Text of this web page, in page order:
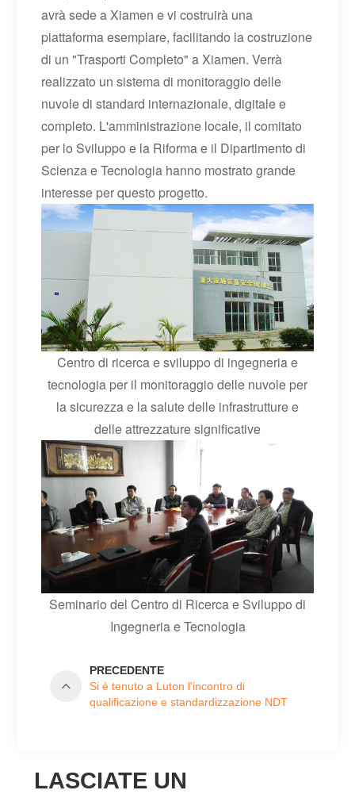
avrà sede a Xiamen e vi costruirà una
piattaforma esemplare, facilitando la costruzione
di un "Trasporti Completo" a Xiamen. Verrà
realizzato un sistema di monitoraggio delle
nuvole di standard internazionale, digitale e
completo. L'amministrazione locale, il comitato
per lo Sviluppo e la Riforma e il Dipartimento di
Scienza e Tecnologia hanno mostrato grande
interesse per questo progetto.
Centro di ricerca e sviluppo di ingegneria e
tecnologia per il monitoraggio delle nuvole per
la sicurezza e la salute delle infrastrutture e
delle attrezzature significative
Seminario del Centro di Ricerca e Sviluppo di
Ingegneria e Tecnologia
PRECEDENTE
Si è tenuto a Luton l'incontro di
qualificazione e standardizzazione NDT
LASCIATE UN